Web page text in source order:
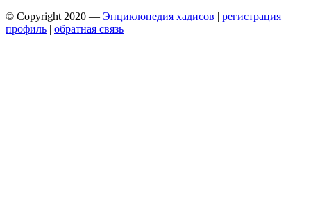
© Copyright 2020 — Энциклопедия хадисов | регистрация |
профиль | обратная связь